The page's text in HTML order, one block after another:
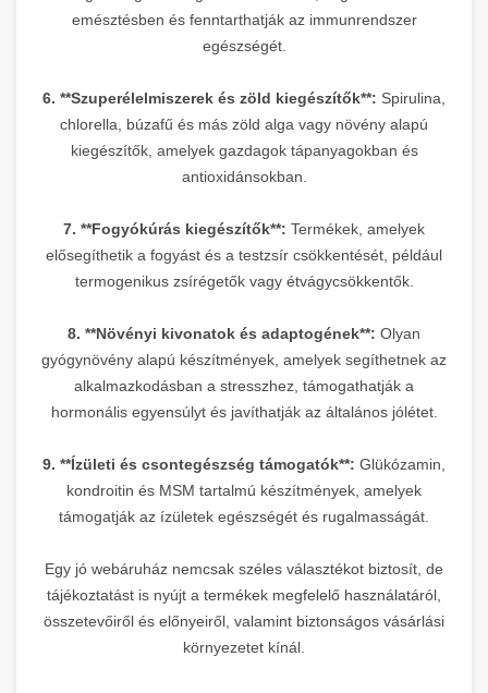
emésztésben és fenntarthatják az immunrendszer
egészségét.
6. **Szuperélelmiszerek és zöld kiegészítők**: Spirulina,
chlorella, búzafű és más zöld alga vagy növény alapú
kiegészítők, amelyek gazdagok tápanyagokban és
antioxidánsokban.
7. **Fogyókúrás kiegészítők**: Termékek, amelyek
elősegíthetik a fogyást és a testzsír csökkentését, például
termogenikus zsírégetők vagy étvágycsökkentők.
8. **Növényi kivonatok és adaptogének**: Olyan
gyógynövény alapú készítmények, amelyek segíthetnek az
alkalmazkodásban a stresszhez, támogathatják a
hormonális egyensúlyt és javíthatják az általános jólétet.
9. **Ízületi és csontegészség támogatók**: Glükózamin,
kondroitin és MSM tartalmú készítmények, amelyek
támogatják az ízületek egészségét és rugalmasságát.
Egy jó webáruház nemcsak széles választékot biztosít, de
tájékoztatást is nyújt a termékek megfelelő használatáról,
összetevőiről és előnyeiről, valamint biztonságos vásárlási
környezetet kínál.